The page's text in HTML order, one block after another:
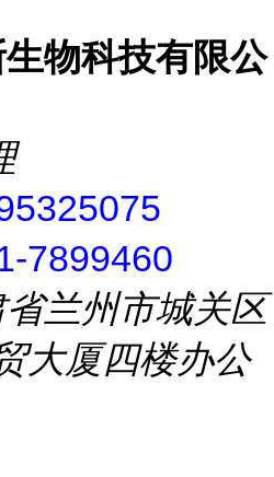
物科技有限公
7899460
兰州市城关区
大厦四楼办公